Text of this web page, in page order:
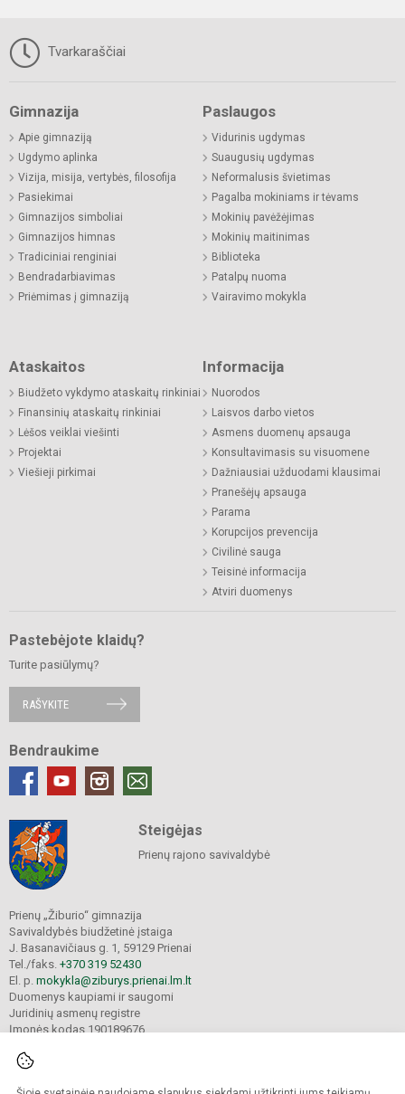
Tvarkaraščiai
Gimnazija
Apie gimnaziją
Ugdymo aplinka
Vizija, misija, vertybės, filosofija
Pasiekimai
Gimnazijos simboliai
Gimnazijos himnas
Tradiciniai renginiai
Bendradarbiavimas
Priėmimas į gimnaziją
Paslaugos
Vidurinis ugdymas
Suaugusių ugdymas
Neformalusis švietimas
Pagalba mokiniams ir tėvams
Mokinių pavėžėjimas
Mokinių maitinimas
Biblioteka
Patalpų nuoma
Vairavimo mokykla
Ataskaitos
Biudžeto vykdymo ataskaitų rinkiniai
Finansinių ataskaitų rinkiniai
Lėšos veiklai viešinti
Projektai
Viešieji pirkimai
Informacija
Nuorodos
Laisvos darbo vietos
Asmens duomenų apsauga
Konsultavimasis su visuomene
Dažniausiai užduodami klausimai
Pranešėjų apsauga
Parama
Korupcijos prevencija
Civilinė sauga
Teisinė informacija
Atviri duomenys
Pastebėjote klaidų?
Turite pasiūlymų?
RAŠYKITE
Bendraukime
Steigėjas
Prienų rajono savivaldybė
Prienų „Žiburio“ gimnazija
Savivaldybės biudžetinė įstaiga
J. Basanavičiaus g. 1, 59129 Prienai
Tel./faks. +370 319 52430
El. p. mokykla@ziburys.prienai.lm.lt
Duomenys kaupiami ir saugomi
Juridinių asmenų registre
Įmonės kodas 190189676